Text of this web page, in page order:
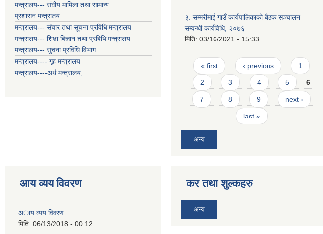
मन्त्रालय--- संघीय मामिला तथा सामान्य
प्रशासन मन्त्रालय
मन्त्रालय--- संचार तथा सूचना प्रविधि मन्त्रालय
मन्त्रालय--- शिक्षा विज्ञान तथा प्रविधि मन्त्रालय
मन्त्रालय--- सुचना प्रविधि विभाग
मन्त्रालय---- गृह मन्त्रालय
मन्त्रालय----अर्थ मन्त्रालय,
३. सम्मरीमाई गाउँ कार्यपालिकाको बैठक सञ्चालन
सम्वन्धी कार्यविधि, २०७६
मिति: 03/16/2021 - 15:33
Pages
« first ‹ previous 1
2 3 4 5 6
7 8 9 next ›
last »
अन्य
आय व्यय विवरण
अाय व्यय विवरण
मिति: 06/13/2018 - 00:12
कर तथा शुल्कहरु
अन्य